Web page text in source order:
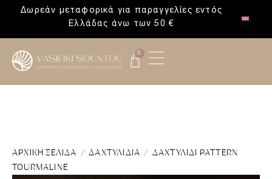
Δωρεάν μεταφορικά για παραγγελίες εντός
Ελλάδας άνω των 50 €
0
ΑΡΧΙΚΉ ΣΕΛΊΔΑ /ΔΑΧΤΥΛΊΔΙΑ / ΔΑΧΤΥΛΊΔΙ PATTERN
TOURMALINE